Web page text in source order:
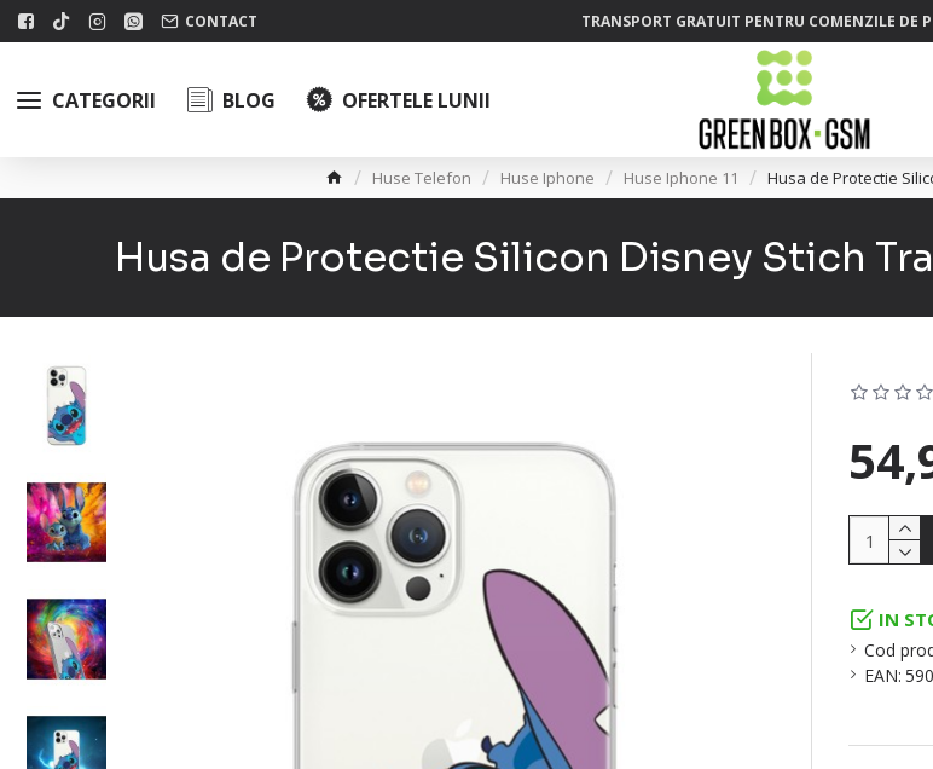
CONTACT TRANSPORT GRATUIT PENTRU COMENZILE DE
CATEGORII BLOG OFERTELE LUNII
Huse Telefon Huse Iphone Huse Iphone 11 Husa de Protectie
Husa de Protectie Silicon Disney Stich
IN
Cod
EAN: